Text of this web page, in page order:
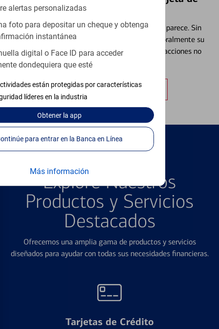
alertas personalizadas
foto para depositar un cheque y obtenga
instantánea
digital o Face ID para acceder
dondequiera que esté
están protegidas por características
líderes en la industria
Obtenerla app
Continúe para entrar en la Banca en Línea
Más información
Extraviar una tarjeta es más común de lo que parece. Sin
embargo, puede bloquear y desbloquear temporalmente su
tarjeta de débito para ayudar a prevenir transacciones no
autorizadas.
Obtener más información
Explore Nuestros
Productos y Servicios
Destacados
Ofrecemos una amplia gama de productos y servicios
diseñados para ayudar con todas sus necesidades financieras.
Tarjetas de Crédito